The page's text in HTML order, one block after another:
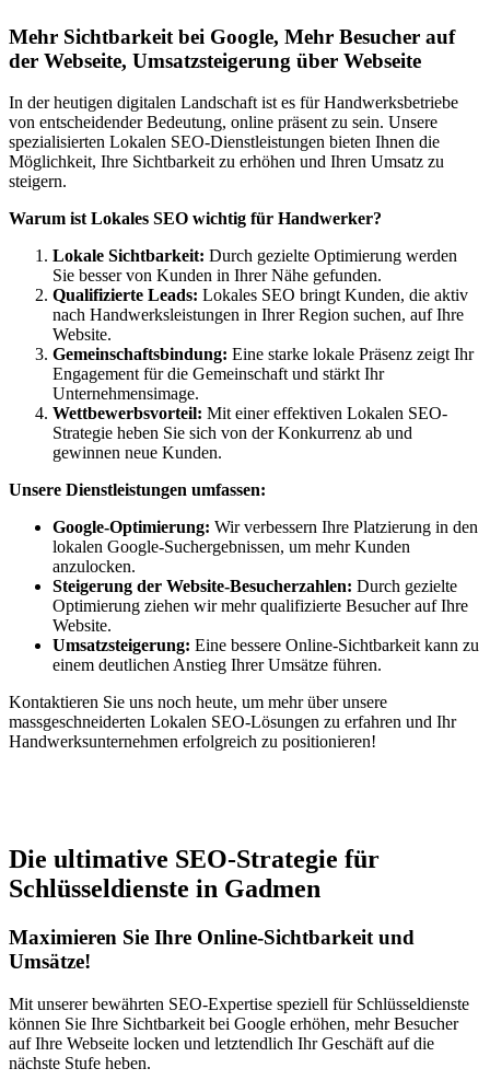
Mehr Sichtbarkeit bei Google, Mehr Besucher auf
der Webseite, Umsatzsteigerung über Webseite
In der heutigen digitalen Landschaft ist es für Handwerksbetriebe
von entscheidender Bedeutung, online präsent zu sein. Unsere
spezialisierten Lokalen SEO-Dienstleistungen bieten Ihnen die
Möglichkeit, Ihre Sichtbarkeit zu erhöhen und Ihren Umsatz zu
steigern.
Warum ist Lokales SEO wichtig für Handwerker?
Lokale Sichtbarkeit: Durch gezielte Optimierung werden
Sie besser von Kunden in Ihrer Nähe gefunden.
Qualifizierte Leads: Lokales SEO bringt Kunden, die aktiv
nach Handwerksleistungen in Ihrer Region suchen, auf Ihre
Website.
Gemeinschaftsbindung: Eine starke lokale Präsenz zeigt Ihr
Engagement für die Gemeinschaft und stärkt Ihr
Unternehmensimage.
Wettbewerbsvorteil: Mit einer effektiven Lokalen SEO-
Strategie heben Sie sich von der Konkurrenz ab und
gewinnen neue Kunden.
Unsere Dienstleistungen umfassen:
Google-Optimierung: Wir verbessern Ihre Platzierung in den
lokalen Google-Suchergebnissen, um mehr Kunden
anzulocken.
Steigerung der Website-Besucherzahlen: Durch gezielte
Optimierung ziehen wir mehr qualifizierte Besucher auf Ihre
Website.
Umsatzsteigerung: Eine bessere Online-Sichtbarkeit kann zu
einem deutlichen Anstieg Ihrer Umsätze führen.
Kontaktieren Sie uns noch heute, um mehr über unsere
massgeschneiderten Lokalen SEO-Lösungen zu erfahren und Ihr
Handwerksunternehmen erfolgreich zu positionieren!
Die ultimative SEO-Strategie für
Schlüsseldienste in Gadmen
Maximieren Sie Ihre Online-Sichtbarkeit und
Umsätze!
Mit unserer bewährten SEO-Expertise speziell für Schlüsseldienste
können Sie Ihre Sichtbarkeit bei Google erhöhen, mehr Besucher
auf Ihre Webseite locken und letztendlich Ihr Geschäft auf die
nächste Stufe heben.